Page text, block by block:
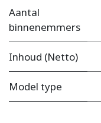
Aantal
binnenemmers
Inhoud (Netto)
Model type